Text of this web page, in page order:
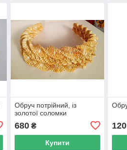
Обруч потрійний, із
золотої соломки
680₴
Купити
120